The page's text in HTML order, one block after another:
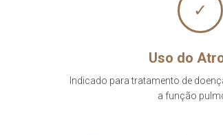
✓
Uso do
Indicado para tratamento de
a função